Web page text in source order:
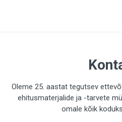
Oleme 25. aastat tegutsev
ehitusmaterjalide ja -tarvete
omale kõik